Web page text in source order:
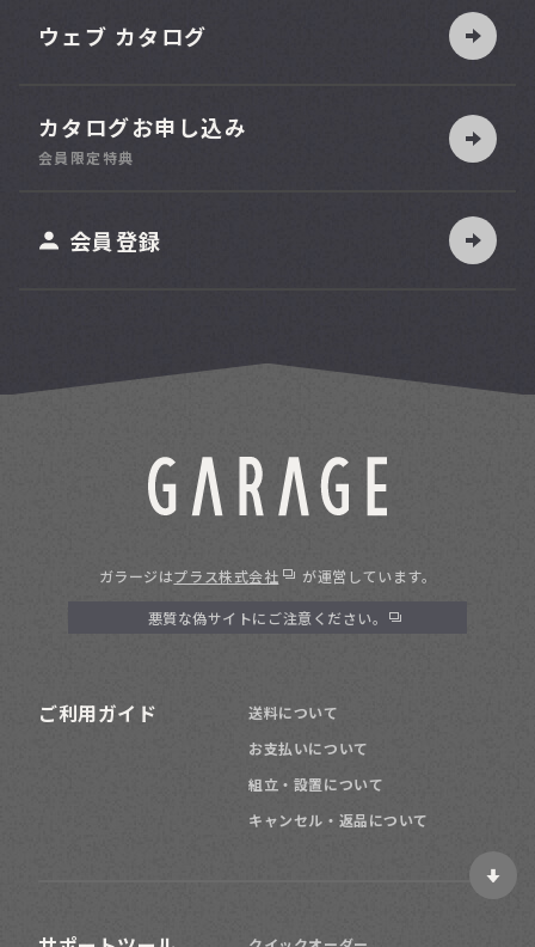
ウェブ カタログ
カタログお申し込み
会員限定特典
会員登録
ガラージはプラス株式会社 が運営しています。
悪質な偽サイトにご注意ください。
ご利用ガイド
送料について
お支払いについて
組立・設置について
キャンセル・返品について